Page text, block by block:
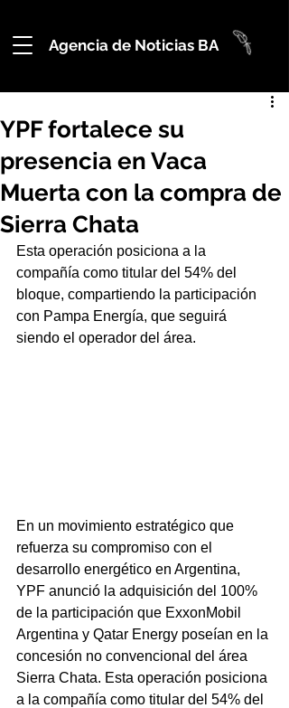
Agencia de Noticias BA
YPF fortalece su
presencia en Vaca
Muerta con la compra de
Sierra Chata
Esta operación posiciona a la
compañía como titular del 54% del
bloque, compartiendo la participación
con Pampa Energía, que seguirá
siendo el operador del área.
En un movimiento estratégico que
refuerza su compromiso con el
desarrollo energético en Argentina,
YPF anunció la adquisición del 100%
de la participación que ExxonMobil
Argentina y Qatar Energy poseían en la
concesión no convencional del área
Sierra Chata. Esta operación posiciona
a la compañía como titular del 54% del